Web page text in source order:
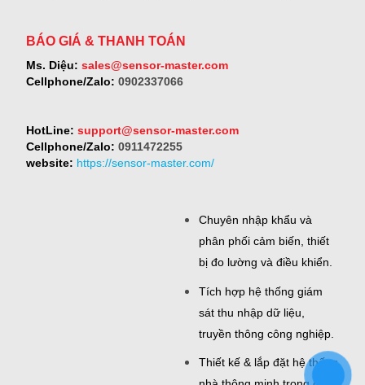
BÁO GIÁ & THANH TOÁN
Ms. Diệu: sales@sensor-master.com
Cellphone/Zalo: 0902337066
HotLine: support@sensor-master.com
Cellphone/Zalo: 0911472255
website: https://sensor-master.com/
Chuyên nhập khẩu và
phân phối cảm biến, thiết
bị đo lường và điều khiển.
Tích hợp hệ thống giám
sát thu nhập dữ liệu,
truyền thông công nghiệp.
Thiết kế & lắp đặt hệ thống